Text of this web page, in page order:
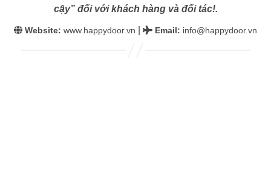
cậy” đối với khách hàng và đối tác!.
Website: www.happydoor.vn Email: info@happydoor.vn